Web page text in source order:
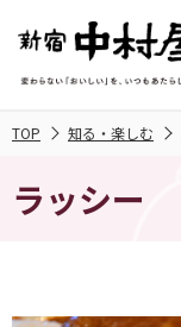
TOP 知る・楽しむ
ラッシー